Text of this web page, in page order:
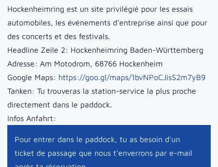
Hockenheimring est un site privilégié pour les essais
automobiles, les événements d’entreprise ainsi que pour
des concerts et des festivals.
Headline Zeile 2: Hockenheimring Baden-Württemberg
Adresse: Am Motodrom, 68766 Hockenheim
Google Maps: https://goo.gl/maps/1bvNPoCJisS2m7yB9
Tanken: Tu trouveras la station-service la plus proche
directement dans le paddock.
Infos Anfahrt:
Pour entrer dans le paddock, tu as besoin d'un
ticket de passage que nous t'enverrons par e-mail